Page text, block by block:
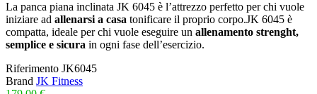
La panca piana inclinata JK 6045 è l’attrezzo perfetto per chi vuole
iniziare ad allenarsi a casa tonificare il proprio corpo.JK 6045 è
compatta, ideale per chi vuole eseguire un allenamento strenght,
semplice e sicura in ogni fase dell’esercizio.
Riferimento JK6045
Brand JK Fitness